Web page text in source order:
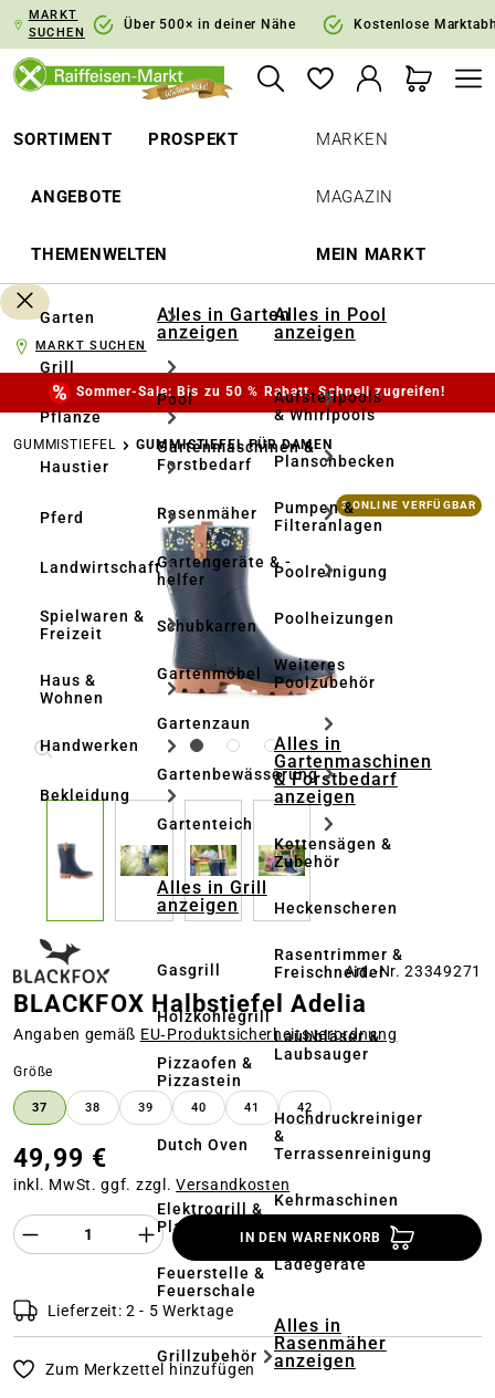
Zur Hauptnavigation springen
MARKT
SUCHEN
Über 500× in deiner Nähe Kostenlose
SORTIMENT PROSPEKT
ANGEBOTE
THEMENWELTEN
MARKEN
MAGAZIN
MEIN MARKT
Garten
Grill
Pflanze
Haustier
Pferd
Landwirtschaft
Spielwaren &
Freizeit
Haus &
Wohnen
Handwerken
Bekleidung
Alles in Garten
anzeigen
Pool
Gartenmaschinen &
Forstbedarf
Rasenmäher
Gartengeräte & -
helfer
Schubkarren
Gartenmöbel
Gartenzaun
Gartenbewässerung
Gartenteich
Alles in Grill
anzeigen
Gasgrill
Holzkohlegrill
Pizzaofen &
Pizzastein
Dutch Oven
Elektrogrill &
Plancha
Feuerstelle &
Feuerschale
Grillzubehör
Alles in Pool
anzeigen
Aufstellpools
& Whirlpools
Planschbecken
Pumpen &
Filteranlagen
Poolreinigung
Poolheizungen
Weiteres
Poolzubehör
Alles in
Gartenmaschinen
& Forstbedarf
anzeigen
Kettensägen &
Zubehör
Heckenscheren
Rasentrimmer &
Freischneider
Laubbläser &
Laubsauger
Hochdruckreiniger
&
Terrassenreinigung
Kehrmaschinen
Akkus &
Ladegeräte
Alles in
Rasenmäher
anzeigen
MARKT SUCHEN
Sommer-Sale: Bis zu 50 % Rabatt. Schnell zugreifen!
GUMMISTIEFEL GUMMISTIEFEL FÜR DAMEN
Bildergalerie überspringen 3 ONLINE VERFÜGBAR
Art.-Nr. 23349271
BLACKFOX Halbstiefel Adelia
Angaben gemäß EU‑Produktsicherheitsverordnung
Größe
37 38 39 40 41 42
49,99 €
inkl. MwSt. ggf. zzgl.Versandkosten
Produkt Anzahl des Produktes
IN DEN WARENKORB
Lieferzeit: 2 - 5 Werktage
Zum Merkzettel hinzufügen